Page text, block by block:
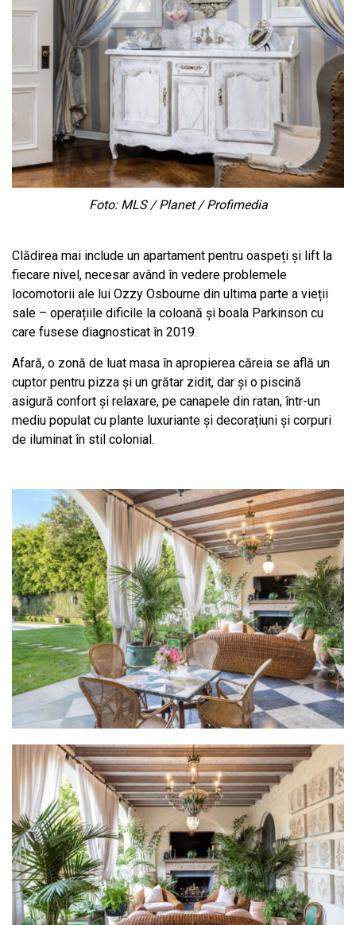
Foto: MLS / Planet / Profimedia
Clădirea mai include un apartament pentru oaspeți și lift la
fiecare nivel, necesar având în vedere problemele
locomotorii ale lui Ozzy Osbourne din ultima parte a vieții
sale – operațiile dificile la coloană și boala Parkinson cu
care fusese diagnosticat în 2019.
Afară, o zonă de luat masa în apropierea căreia se află un
cuptor pentru pizza și un grătar zidit, dar și o piscină
asigură confort și relaxare, pe canapele din ratan, într-un
mediu populat cu plante luxuriante și decorațiuni și corpuri
de iluminat în stil colonial.